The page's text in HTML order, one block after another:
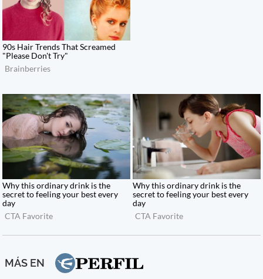
MÁS EN